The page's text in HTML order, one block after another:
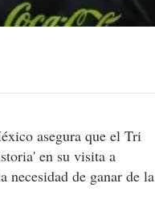
asegura que el Tri
en su visita a
necesidad de ganar de la